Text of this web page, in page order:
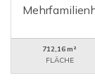
712,16 m²
FLÄCHE